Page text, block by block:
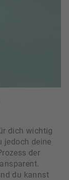
dich wichtig
jedoch deine
der
du kannst